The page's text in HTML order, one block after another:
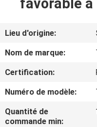
SUJET
DE
NOUS
VISITE
D'USINE
Reserved.
Lieu d'origine:
Nom de marque:
Certification:
Numéro de modèle:
Quantité de
commande min: